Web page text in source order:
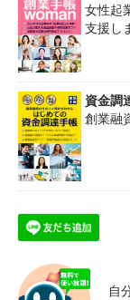
女性起
支援し
資金調
創業融
自